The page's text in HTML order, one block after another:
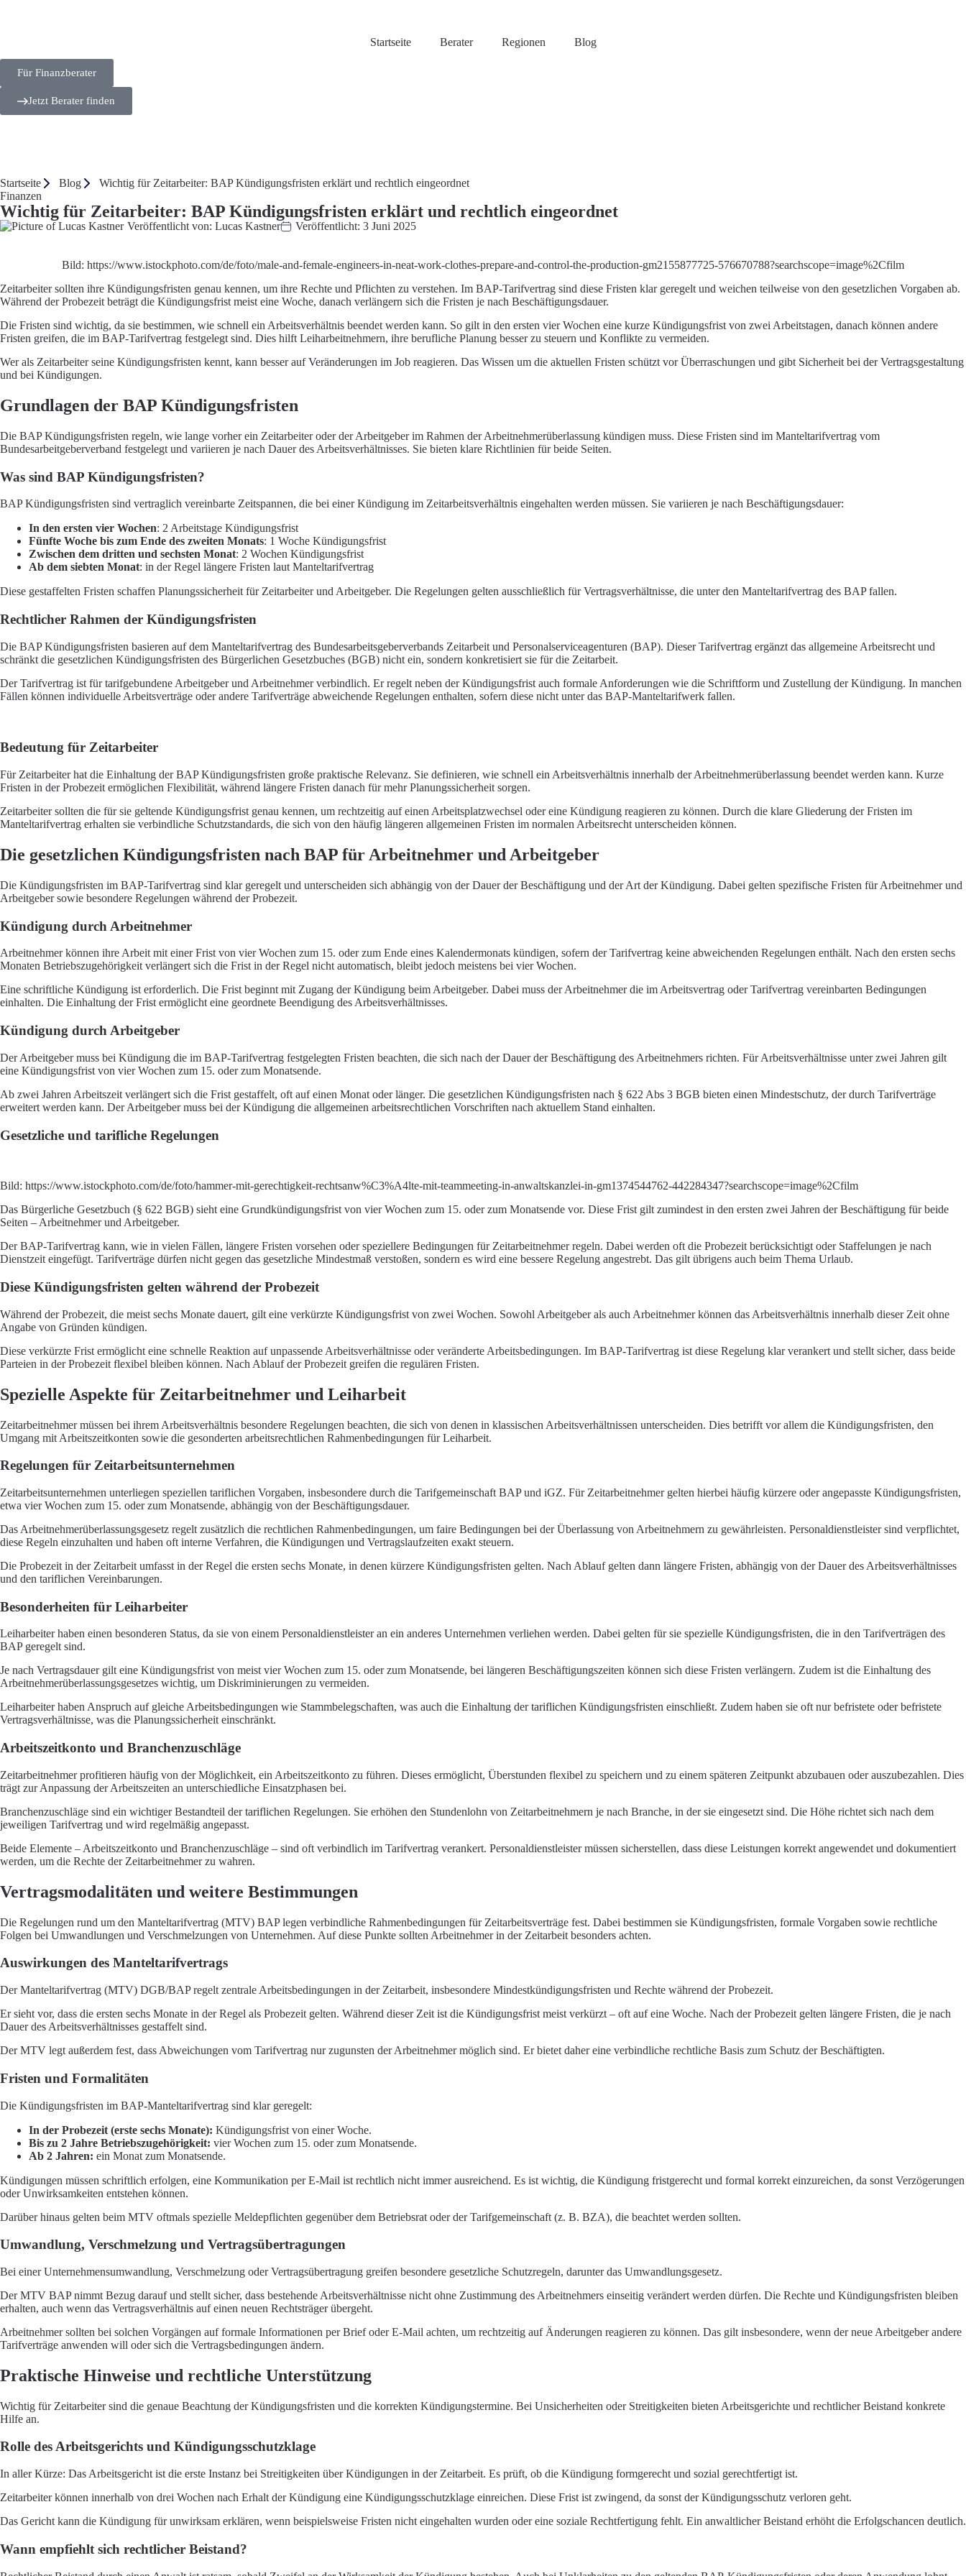
Startseite Berater Regionen Blog
Für Finanzberater
Jetzt Berater finden
Startseite Blog
Wichtig für Zeitarbeiter: BAP Kündigungsfristen erklärt und rechtlich eingeordnet
Finanzen
Wichtig für Zeitarbeiter: BAP Kündigungsfristen erklärt und rechtlich eingeordnet
Veröffentlicht von: Lucas Kastner Veröffentlicht: 3 Juni 2025
Bild: https://www.istockphoto.com/de/foto/male-and-female-engineers-in-neat-work-clothes-prepare-and-control-the-production-gm2155877725-576670788?searchscope=image%2Cfilm
Zeitarbeiter sollten ihre Kündigungsfristen genau kennen, um ihre Rechte und Pflichten zu verstehen. Im BAP-Tarifvertrag sind diese Fristen klar geregelt und weichen teilweise von den gesetzlichen Vorgaben ab.
Während der Probezeit beträgt die Kündigungsfrist meist eine Woche, danach verlängern sich die Fristen je nach Beschäftigungsdauer.
Die Fristen sind wichtig, da sie bestimmen, wie schnell ein Arbeitsverhältnis beendet werden kann. So gilt in den ersten vier Wochen eine kurze Kündigungsfrist von zwei Arbeitstagen, danach können andere
Fristen greifen, die im BAP-Tarifvertrag festgelegt sind. Dies hilft Leiharbeitnehmern, ihre berufliche Planung besser zu steuern und Konflikte zu vermeiden.
Wer als Zeitarbeiter seine Kündigungsfristen kennt, kann besser auf Veränderungen im Job reagieren. Das Wissen um die aktuellen Fristen schützt vor Überraschungen und gibt Sicherheit bei der Vertragsgestaltung
und bei Kündigungen.
Grundlagen der BAP Kündigungsfristen
Die BAP Kündigungsfristen regeln, wie lange vorher ein Zeitarbeiter oder der Arbeitgeber im Rahmen der Arbeitnehmerüberlassung kündigen muss. Diese Fristen sind im Manteltarifvertrag vom
Bundesarbeitgeberverband festgelegt und variieren je nach Dauer des Arbeitsverhältnisses. Sie bieten klare Richtlinien für beide Seiten.
Was sind BAP Kündigungsfristen?
BAP Kündigungsfristen sind vertraglich vereinbarte Zeitspannen, die bei einer Kündigung im Zeitarbeitsverhältnis eingehalten werden müssen. Sie variieren je nach Beschäftigungsdauer:
In den ersten vier Wochen: 2 Arbeitstage Kündigungsfrist
Fünfte Woche bis zum Ende des zweiten Monats: 1 Woche Kündigungsfrist
Zwischen dem dritten und sechsten Monat: 2 Wochen Kündigungsfrist
Ab dem siebten Monat: in der Regel längere Fristen laut Manteltarifvertrag
Diese gestaffelten Fristen schaffen Planungssicherheit für Zeitarbeiter und Arbeitgeber. Die Regelungen gelten ausschließlich für Vertragsverhältnisse, die unter den Manteltarifvertrag des BAP fallen.
Rechtlicher Rahmen der Kündigungsfristen
Die BAP Kündigungsfristen basieren auf dem Manteltarifvertrag des Bundesarbeitsgeberverbands Zeitarbeit und Personalserviceagenturen (BAP). Dieser Tarifvertrag ergänzt das allgemeine Arbeitsrecht und
schränkt die gesetzlichen Kündigungsfristen des Bürgerlichen Gesetzbuches (BGB) nicht ein, sondern konkretisiert sie für die Zeitarbeit.
Der Tarifvertrag ist für tarifgebundene Arbeitgeber und Arbeitnehmer verbindlich. Er regelt neben der Kündigungsfrist auch formale Anforderungen wie die Schriftform und Zustellung der Kündigung. In manchen
Fällen können individuelle Arbeitsverträge oder andere Tarifverträge abweichende Regelungen enthalten, sofern diese nicht unter das BAP-Manteltarifwerk fallen.
Bedeutung für Zeitarbeiter
Für Zeitarbeiter hat die Einhaltung der BAP Kündigungsfristen große praktische Relevanz. Sie definieren, wie schnell ein Arbeitsverhältnis innerhalb der Arbeitnehmerüberlassung beendet werden kann. Kurze
Fristen in der Probezeit ermöglichen Flexibilität, während längere Fristen danach für mehr Planungssicherheit sorgen.
Zeitarbeiter sollten die für sie geltende Kündigungsfrist genau kennen, um rechtzeitig auf einen Arbeitsplatzwechsel oder eine Kündigung reagieren zu können. Durch die klare Gliederung der Fristen im
Manteltarifvertrag erhalten sie verbindliche Schutzstandards, die sich von den häufig längeren allgemeinen Fristen im normalen Arbeitsrecht unterscheiden können.
Die gesetzlichen Kündigungsfristen nach BAP für Arbeitnehmer und Arbeitgeber
Die Kündigungsfristen im BAP-Tarifvertrag sind klar geregelt und unterscheiden sich abhängig von der Dauer der Beschäftigung und der Art der Kündigung. Dabei gelten spezifische Fristen für Arbeitnehmer und
Arbeitgeber sowie besondere Regelungen während der Probezeit.
Kündigung durch Arbeitnehmer
Arbeitnehmer können ihre Arbeit mit einer Frist von vier Wochen zum 15. oder zum Ende eines Kalendermonats kündigen, sofern der Tarifvertrag keine abweichenden Regelungen enthält. Nach den ersten sechs
Monaten Betriebszugehörigkeit verlängert sich die Frist in der Regel nicht automatisch, bleibt jedoch meistens bei vier Wochen.
Eine schriftliche Kündigung ist erforderlich. Die Frist beginnt mit Zugang der Kündigung beim Arbeitgeber. Dabei muss der Arbeitnehmer die im Arbeitsvertrag oder Tarifvertrag vereinbarten Bedingungen
einhalten. Die Einhaltung der Frist ermöglicht eine geordnete Beendigung des Arbeitsverhältnisses.
Kündigung durch Arbeitgeber
Der Arbeitgeber muss bei Kündigung die im BAP-Tarifvertrag festgelegten Fristen beachten, die sich nach der Dauer der Beschäftigung des Arbeitnehmers richten. Für Arbeitsverhältnisse unter zwei Jahren gilt
eine Kündigungsfrist von vier Wochen zum 15. oder zum Monatsende.
Ab zwei Jahren Arbeitszeit verlängert sich die Frist gestaffelt, oft auf einen Monat oder länger. Die gesetzlichen Kündigungsfristen nach § 622 Abs 3 BGB bieten einen Mindestschutz, der durch Tarifverträge
erweitert werden kann. Der Arbeitgeber muss bei der Kündigung die allgemeinen arbeitsrechtlichen Vorschriften nach aktuellem Stand einhalten.
Gesetzliche und tarifliche Regelungen
Bild: https://www.istockphoto.com/de/foto/hammer-mit-gerechtigkeit-rechtsanw%C3%A4lte-mit-teammeeting-in-anwaltskanzlei-in-gm1374544762-442284347?searchscope=image%2Cfilm
Das Bürgerliche Gesetzbuch (§ 622 BGB) sieht eine Grundkündigungsfrist von vier Wochen zum 15. oder zum Monatsende vor. Diese Frist gilt zumindest in den ersten zwei Jahren der Beschäftigung für beide
Seiten – Arbeitnehmer und Arbeitgeber.
Der BAP-Tarifvertrag kann, wie in vielen Fällen, längere Fristen vorsehen oder speziellere Bedingungen für Zeitarbeitnehmer regeln. Dabei werden oft die Probezeit berücksichtigt oder Staffelungen je nach
Dienstzeit eingefügt. Tarifverträge dürfen nicht gegen das gesetzliche Mindestmaß verstoßen, sondern es wird eine bessere Regelung angestrebt. Das gilt übrigens auch beim Thema Urlaub.
Diese Kündigungsfristen gelten während der Probezeit
Während der Probezeit, die meist sechs Monate dauert, gilt eine verkürzte Kündigungsfrist von zwei Wochen. Sowohl Arbeitgeber als auch Arbeitnehmer können das Arbeitsverhältnis innerhalb dieser Zeit ohne
Angabe von Gründen kündigen.
Diese verkürzte Frist ermöglicht eine schnelle Reaktion auf unpassende Arbeitsverhältnisse oder veränderte Arbeitsbedingungen. Im BAP-Tarifvertrag ist diese Regelung klar verankert und stellt sicher, dass beide
Parteien in der Probezeit flexibel bleiben können. Nach Ablauf der Probezeit greifen die regulären Fristen.
Spezielle Aspekte für Zeitarbeitnehmer und Leiharbeit
Zeitarbeitnehmer müssen bei ihrem Arbeitsverhältnis besondere Regelungen beachten, die sich von denen in klassischen Arbeitsverhältnissen unterscheiden. Dies betrifft vor allem die Kündigungsfristen, den
Umgang mit Arbeitszeitkonten sowie die gesonderten arbeitsrechtlichen Rahmenbedingungen für Leiharbeit.
Regelungen für Zeitarbeitsunternehmen
Zeitarbeitsunternehmen unterliegen speziellen tariflichen Vorgaben, insbesondere durch die Tarifgemeinschaft BAP und iGZ. Für Zeitarbeitnehmer gelten hierbei häufig kürzere oder angepasste Kündigungsfristen,
etwa vier Wochen zum 15. oder zum Monatsende, abhängig von der Beschäftigungsdauer.
Das Arbeitnehmerüberlassungsgesetz regelt zusätzlich die rechtlichen Rahmenbedingungen, um faire Bedingungen bei der Überlassung von Arbeitnehmern zu gewährleisten. Personaldienstleister sind verpflichtet,
diese Regeln einzuhalten und haben oft interne Verfahren, die Kündigungen und Vertragslaufzeiten exakt steuern.
Die Probezeit in der Zeitarbeit umfasst in der Regel die ersten sechs Monate, in denen kürzere Kündigungsfristen gelten. Nach Ablauf gelten dann längere Fristen, abhängig von der Dauer des Arbeitsverhältnisses
und den tariflichen Vereinbarungen.
Besonderheiten für Leiharbeiter
Leiharbeiter haben einen besonderen Status, da sie von einem Personaldienstleister an ein anderes Unternehmen verliehen werden. Dabei gelten für sie spezielle Kündigungsfristen, die in den Tarifverträgen des
BAP geregelt sind.
Je nach Vertragsdauer gilt eine Kündigungsfrist von meist vier Wochen zum 15. oder zum Monatsende, bei längeren Beschäftigungszeiten können sich diese Fristen verlängern. Zudem ist die Einhaltung des
Arbeitnehmerüberlassungsgesetzes wichtig, um Diskriminierungen zu vermeiden.
Leiharbeiter haben Anspruch auf gleiche Arbeitsbedingungen wie Stammbelegschaften, was auch die Einhaltung der tariflichen Kündigungsfristen einschließt. Zudem haben sie oft nur befristete oder befristete
Vertragsverhältnisse, was die Planungssicherheit einschränkt.
Arbeitszeitkonto und Branchenzuschläge
Zeitarbeitnehmer profitieren häufig von der Möglichkeit, ein Arbeitszeitkonto zu führen. Dieses ermöglicht, Überstunden flexibel zu speichern und zu einem späteren Zeitpunkt abzubauen oder auszubezahlen. Dies
trägt zur Anpassung der Arbeitszeiten an unterschiedliche Einsatzphasen bei.
Branchenzuschläge sind ein wichtiger Bestandteil der tariflichen Regelungen. Sie erhöhen den Stundenlohn von Zeitarbeitnehmern je nach Branche, in der sie eingesetzt sind. Die Höhe richtet sich nach dem
jeweiligen Tarifvertrag und wird regelmäßig angepasst.
Beide Elemente – Arbeitszeitkonto und Branchenzuschläge – sind oft verbindlich im Tarifvertrag verankert. Personaldienstleister müssen sicherstellen, dass diese Leistungen korrekt angewendet und dokumentiert
werden, um die Rechte der Zeitarbeitnehmer zu wahren.
Vertragsmodalitäten und weitere Bestimmungen
Die Regelungen rund um den Manteltarifvertrag (MTV) BAP legen verbindliche Rahmenbedingungen für Zeitarbeitsverträge fest. Dabei bestimmen sie Kündigungsfristen, formale Vorgaben sowie rechtliche
Folgen bei Umwandlungen und Verschmelzungen von Unternehmen. Auf diese Punkte sollten Arbeitnehmer in der Zeitarbeit besonders achten.
Auswirkungen des Manteltarifvertrags
Der Manteltarifvertrag (MTV) DGB/BAP regelt zentrale Arbeitsbedingungen in der Zeitarbeit, insbesondere Mindestkündigungsfristen und Rechte während der Probezeit.
Er sieht vor, dass die ersten sechs Monate in der Regel als Probezeit gelten. Während dieser Zeit ist die Kündigungsfrist meist verkürzt – oft auf eine Woche. Nach der Probezeit gelten längere Fristen, die je nach
Dauer des Arbeitsverhältnisses gestaffelt sind.
Der MTV legt außerdem fest, dass Abweichungen vom Tarifvertrag nur zugunsten der Arbeitnehmer möglich sind. Er bietet daher eine verbindliche rechtliche Basis zum Schutz der Beschäftigten.
Fristen und Formalitäten
Die Kündigungsfristen im BAP-Manteltarifvertrag sind klar geregelt:
In der Probezeit (erste sechs Monate): Kündigungsfrist von einer Woche.
Bis zu 2 Jahre Betriebszugehörigkeit: vier Wochen zum 15. oder zum Monatsende.
Ab 2 Jahren: ein Monat zum Monatsende.
Kündigungen müssen schriftlich erfolgen, eine Kommunikation per E-Mail ist rechtlich nicht immer ausreichend. Es ist wichtig, die Kündigung fristgerecht und formal korrekt einzureichen, da sonst Verzögerungen
oder Unwirksamkeiten entstehen können.
Darüber hinaus gelten beim MTV oftmals spezielle Meldepflichten gegenüber dem Betriebsrat oder der Tarifgemeinschaft (z. B. BZA), die beachtet werden sollten.
Umwandlung, Verschmelzung und Vertragsübertragungen
Bei einer Unternehmensumwandlung, Verschmelzung oder Vertragsübertragung greifen besondere gesetzliche Schutzregeln, darunter das Umwandlungsgesetz.
Der MTV BAP nimmt Bezug darauf und stellt sicher, dass bestehende Arbeitsverhältnisse nicht ohne Zustimmung des Arbeitnehmers einseitig verändert werden dürfen. Die Rechte und Kündigungsfristen bleiben
erhalten, auch wenn das Vertragsverhältnis auf einen neuen Rechtsträger übergeht.
Arbeitnehmer sollten bei solchen Vorgängen auf formale Informationen per Brief oder E-Mail achten, um rechtzeitig auf Änderungen reagieren zu können. Das gilt insbesondere, wenn der neue Arbeitgeber andere
Tarifverträge anwenden will oder sich die Vertragsbedingungen ändern.
Praktische Hinweise und rechtliche Unterstützung
Wichtig für Zeitarbeiter sind die genaue Beachtung der Kündigungsfristen und die korrekten Kündigungstermine. Bei Unsicherheiten oder Streitigkeiten bieten Arbeitsgerichte und rechtlicher Beistand konkrete
Hilfe an.
Rolle des Arbeitsgerichts und Kündigungsschutzklage
In aller Kürze: Das Arbeitsgericht ist die erste Instanz bei Streitigkeiten über Kündigungen in der Zeitarbeit. Es prüft, ob die Kündigung formgerecht und sozial gerechtfertigt ist.
Zeitarbeiter können innerhalb von drei Wochen nach Erhalt der Kündigung eine Kündigungsschutzklage einreichen. Diese Frist ist zwingend, da sonst der Kündigungsschutz verloren geht.
Das Gericht kann die Kündigung für unwirksam erklären, wenn beispielsweise Fristen nicht eingehalten wurden oder eine soziale Rechtfertigung fehlt. Ein anwaltlicher Beistand erhöht die Erfolgschancen deutlich.
Wann empfiehlt sich rechtlicher Beistand?